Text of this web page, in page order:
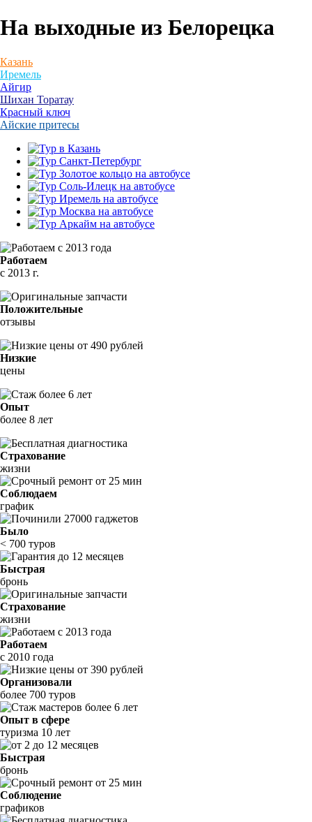
На выходные из Белорецка
Казань
Иремель
Айгир
Шихан Торатау
Красный ключ
Айские притесы
Работаем
с 2013 г.
Положительные
отзывы
Низкие
цены
Опыт
более 8 лет
Страхование
жизни
Соблюдаем
график
Было
< 700 туров
Быстрая
бронь
Страхование
жизни
Работаем
с 2010 года
Организовали
более 700 туров
Опыт в сфере
туризма 10 лет
Быстрая
бронь
Соблюдение
графиков